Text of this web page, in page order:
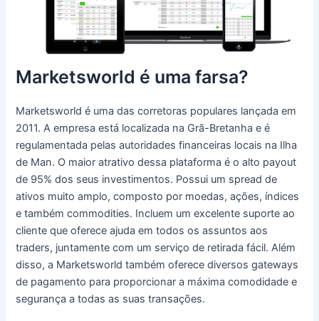
Marketsworld é uma farsa?
Marketsworld é uma das corretoras populares lançada em
2011. A empresa está localizada na Grã-Bretanha e é
regulamentada pelas autoridades financeiras locais na Ilha
de Man. O maior atrativo dessa plataforma é o alto payout
de 95% dos seus investimentos. Possui um spread de
ativos muito amplo, composto por moedas, ações, índices
e também commodities. Incluem um excelente suporte ao
cliente que oferece ajuda em todos os assuntos aos
traders, juntamente com um serviço de retirada fácil.Além
disso, a Marketsworld também oferece diversos gateways
de pagamento para proporcionar a máxima comodidade e
segurança a todas as suas transações.